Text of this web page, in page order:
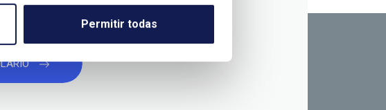
Permitir todas